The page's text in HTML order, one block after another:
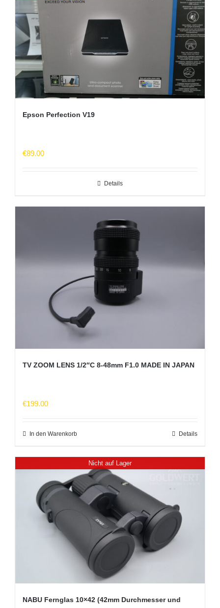
Epson Perfection V19
€89.00
Details
TV ZOOM LENS 1/2″C 8-48mm F1.0 MADE IN JAPAN
€199.00
In den Warenkorb Details
Nicht auf Lager
NABU Fernglas 10×42 (42mm Durchmesser und